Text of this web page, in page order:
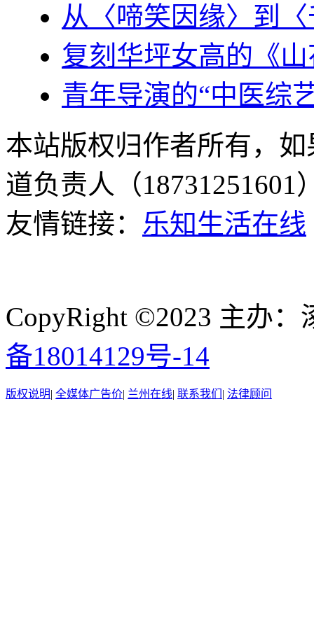
从〈啼笑因缘〉到
复刻华坪女高的《
青年导演的“中医综
本站版权归作者所有，
道负责人（
友情链接： 乐知生活在线
CopyRight ©2023 主办
备18014129号-14
版权说明| 全媒体广告价| 兰州在线| 联系我们 | 法律顾问